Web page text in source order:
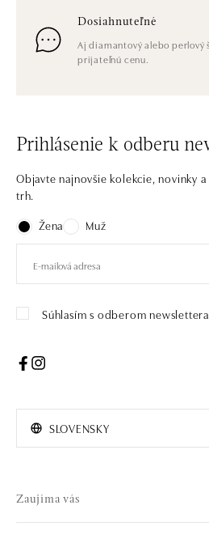
Dosiahnuteľné
Aj diamantový alebo perlový
prijateľnú cenu.
Prihlásenie k odberu
Objavte najnovšie kolekcie, novinky
trh.
Žena
Muž
Súhlasím s odberom newslettera
SLOVENSKY
Zaujíma vás